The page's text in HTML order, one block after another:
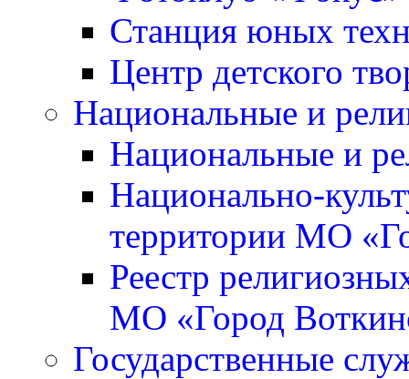
Станция юных
Центр детского
Национальные и
Национальные и
Национально-
территории МО
Реестр
МО «Город
Государственные